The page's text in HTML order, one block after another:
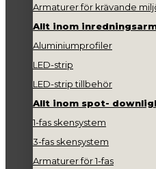
Armaturer för krävande
Allt inom
Aluminiumprofiler
LED-strip
LED-strip tillbehör
Allt inom spot-
1-fas skensystem
3-fas skensystem
Armaturer för 1-fas